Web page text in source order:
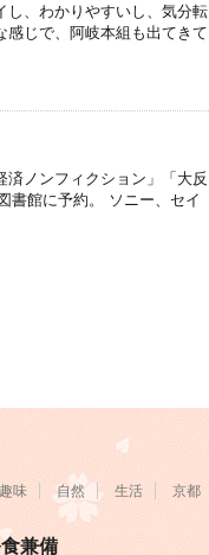
、わかりやすいし、気分転
じで、阿岐本組も出てきて
ノンフィクション」「大反
書館に予約。 ソニー、セイ
趣味 自然 生活 京都
兼備